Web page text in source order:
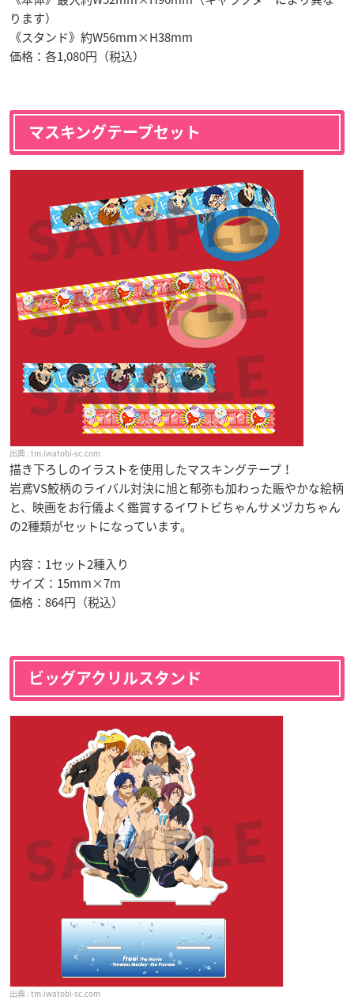
ります）
《スタンド》約W56mm×H38mm
価格：各1,080円（税込）
マスキングテープセット
tm.iwatobi-sc.com
描き下ろしのイラストを使用したマスキングテープ！
岩鳶VS鮫柄のライバル対決に旭と郁弥も加わった賑やかな絵柄
と、映画をお行儀よく鑑賞するイワトビちゃんサメヅカちゃん
の2種類がセットになっています。
内容：1セット2種入り
サイズ：15mm×7m
価格：864円（税込）
ビッグアクリルスタンド
tm.iwatobi-sc.com